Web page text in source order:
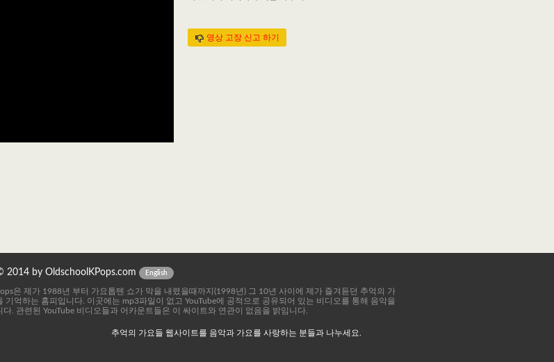
영상 고장 신고 하기
2014 by OldschoolKPops.com English
은 제가 1988년 부터 가요톱텐 쇼가 막을 내렸을때까지(1998년) 그 10년 사이에 제가 즐겨듣던 추억의 가
기억하는 홈피입니다. 이곳에는 mp3파일이 없고 YouTube에 공적으로 공유되어 있는 비디오를 통해 음악을
다. 관련된 YouTube 비디오들과 어카운트들은 이 싸이트와 연관이 없음을 밝임니다.
추억의 가요들 웹사이트를 음악과 가요를 사랑하는 분들과 나누세요.